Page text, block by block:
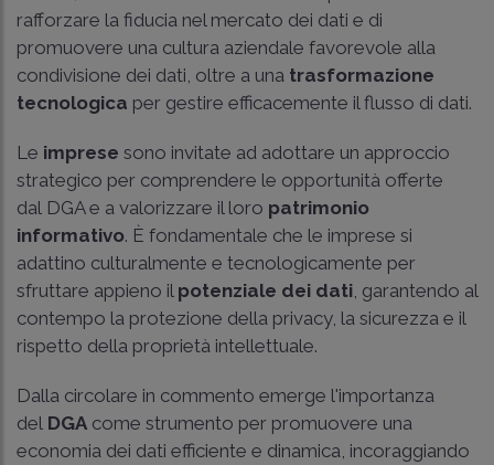
rafforzare la fiducia nel mercato dei dati e di
promuovere una cultura aziendale favorevole alla
condivisione dei dati, oltre a una trasformazione
tecnologica per gestire efficacemente il flusso di dati.
Le imprese sono invitate ad adottare un approccio
strategico per comprendere le opportunità offerte
dal DGA e a valorizzare il loro patrimonio
informativo. È fondamentale che le imprese si
adattino culturalmente e tecnologicamente per
sfruttare appieno il potenziale dei dati , garantendo al
contempo la protezione della privacy, la sicurezza e il
rispetto della proprietà intellettuale.
Dalla circolare in commento emerge l'importanza
del DGA come strumento per promuovere una
economia dei dati efficiente e dinamica, incoraggiando